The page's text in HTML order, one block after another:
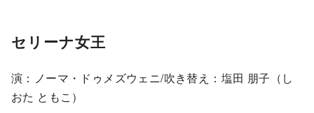
セリーナ女王
演：ノーマ・ドゥメズウェニ/吹き替え：塩田 朋子（し
おた ともこ）